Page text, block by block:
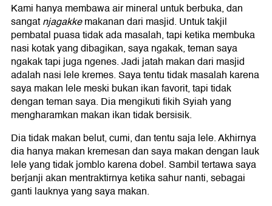
Kami hanya membawa air mineral untuk berbuka, dan
sangatnjagakkemakanan dari masjid. Untuk takjil
pembatal puasa tidak ada masalah, tapi ketika membuka
nasi kotak yang dibagikan, saya ngakak, teman saya
ngakak tapi juga ngenes. Jadi jatah makan dari masjid
adalah nasi lele kremes. Saya tentu tidak masalah karena
saya makan lele meski bukan ikan favorit, tapi tidak
dengan teman saya. Dia mengikuti fikih Syiah yang
mengharamkan makan ikan tidak bersisik.
Dia tidak makan belut, cumi, dan tentu saja lele. Akhirnya
dia hanya makan kremesan dan saya makan dengan lauk
lele yang tidak jomblo karena dobel. Sambil tertawa saya
berjanji akan mentraktirnya ketika sahur nanti, sebagai
ganti lauknya yang saya makan.